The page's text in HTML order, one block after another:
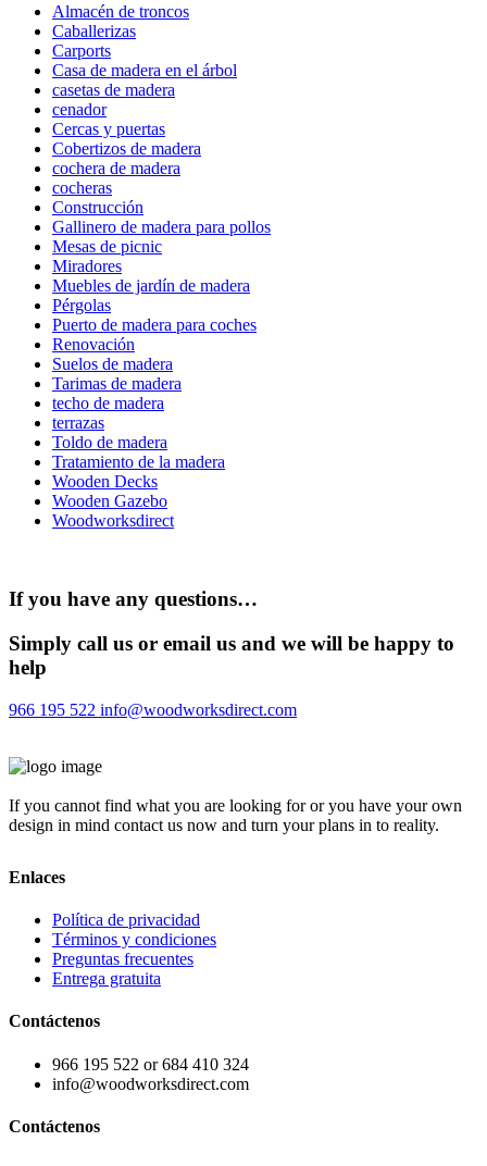
Almacén de troncos
Caballerizas
Carports
Casa de madera en el árbol
casetas de madera
cenador
Cercas y puertas
Cobertizos de madera
cochera de madera
cocheras
Construcción
Gallinero de madera para pollos
Mesas de picnic
Miradores
Muebles de jardín de madera
Pérgolas
Puerto de madera para coches
Renovación
Suelos de madera
Tarimas de madera
techo de madera
terrazas
Toldo de madera
Tratamiento de la madera
Wooden Decks
Wooden Gazebo
Woodworksdirect
If you have any questions…
Simply call us or email us and we will be happy to
help
966 195 522 info@woodworksdirect.com
If you cannot find what you are looking for or you have your own
design in mind contact us now and turn your plans in to reality.
Enlaces
Política de privacidad
Términos y condiciones
Preguntas frecuentes
Entrega gratuita
Contáctenos
966 195 522 or 684 410 324
info@woodworksdirect.com
Contáctenos